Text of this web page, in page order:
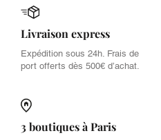
Livraison express
Expédition sous 24h. Frais de
port offerts dès 500€ d’achat.
3 boutiques à Paris